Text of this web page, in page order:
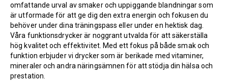
omfattande urval av smaker och uppiggande blandningar som
är utformade för att ge dig den extra energin och fokusen du
behöver under dina träningspass eller under en hektisk dag.
Våra funktionsdrycker är noggrant utvalda för att säkerställa
hög kvalitet och effektivitet. Med ett fokus på både smak och
funktion erbjuder vi drycker som är berikade med vitaminer,
mineraler och andra näringsämnen för att stödja din hälsa och
prestation.